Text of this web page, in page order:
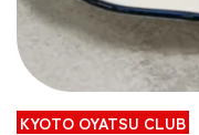
MAIN
SERIES
KYOTO OYATSU CLUB